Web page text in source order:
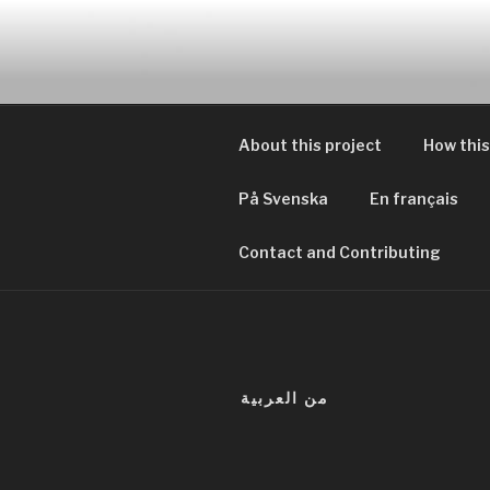
About this project How
På Svenska En français
Contact and Contributing
من العربية